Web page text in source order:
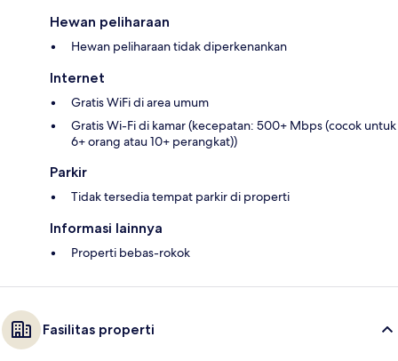
Hewan peliharaan
Hewan peliharaan tidak diperkenankan
Internet
Gratis WiFi di area umum
Gratis Wi-Fi di kamar (kecepatan: 500+ Mbps (cocok untuk
6+ orang atau 10+ perangkat))
Parkir
Tidak tersedia tempat parkir di properti
Informasi lainnya
Properti bebas-rokok
Fasilitas properti